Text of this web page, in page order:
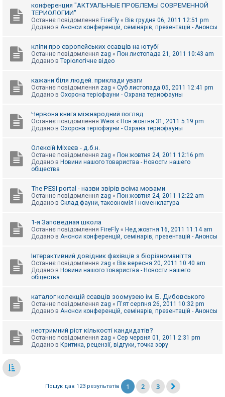
конференция "АКТУАЛЬНЫЕ ПРОБЛЕМЫ СОВРЕМЕННОЙ
ТЕРИОЛОГИИ"
Останнє повідомлення FireFly « Вів грудня 06, 2011 12:51 pm
Додано в Анонси конференцій, семінарів, презентацій - Анонсы
кліпи про європейських ссавців на ютубі
Останнє повідомлення zag « Пон листопада 21, 2011 10:43 am
Додано в Теріологічне відео
кажани біля людей. приклади уваги
Останнє повідомлення zag « Суб листопада 05, 2011 12:41 pm
Додано в Охорона теріофауни - Охрана териофауны
Червона книга міжнародний погляд
Останнє повідомлення Weis « Пон жовтня 31, 2011 5:19 pm
Додано в Охорона теріофауни - Охрана териофауны
Олексій Міхєєв - д.б.н.
Останнє повідомлення zag « Пон жовтня 24, 2011 12:16 pm
Додано в Новини нашого товариства - Новости нашего
общества
The PESI portal - назви звірів всіма мовами
Останнє повідомлення zag « Пон жовтня 24, 2011 12:22 am
Додано в Склад фауни, таксономія і номенклатура
1-я Заповедная школа
Останнє повідомлення FireFly « Нед жовтня 16, 2011 11:14 am
Додано в Анонси конференцій, семінарів, презентацій - Анонсы
Інтерактивний довідник фахівців з біорізноманіття
Останнє повідомлення zag « Вів вересня 20, 2011 10:40 am
Додано в Новини нашого товариства - Новости нашего
общества
каталог колекцій ссавців зоомузею ім. Б. Дибовського
Останнє повідомлення zag « П'ят серпня 26, 2011 10:32 pm
Додано в Анонси конференцій, семінарів, презентацій - Анонсы
нестримний ріст кількості кандидатів?
Останнє повідомлення zag « Сер червня 01, 2011 2:31 pm
Додано в Критика, рецензії, відгуки, точка зору
Пошук дав 123 результатів 1 2 3